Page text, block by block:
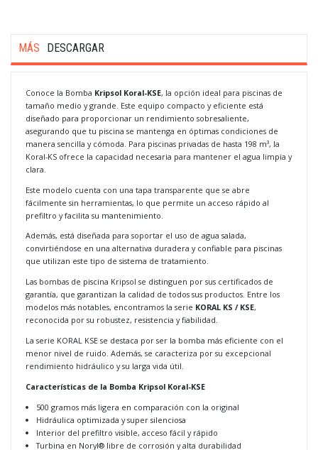
MÁS DESCARGAR
Conoce la Bomba Kripsol Koral-KSE, la opción ideal para piscinas de
tamaño medio y grande. Este equipo compacto y eficiente está
diseñado para proporcionar un rendimiento sobresaliente,
asegurando que tu piscina se mantenga en óptimas condiciones de
manera sencilla y cómoda. Para piscinas privadas de hasta 198 m³, la
Koral-KS ofrece la capacidad necesaria para mantener el agua limpia y
clara.
Este modelo cuenta con una tapa transparente que se abre
fácilmente sin herramientas, lo que permite un acceso rápido al
prefiltro y facilita su mantenimiento.
Además, está diseñada para soportar el uso de agua salada,
convirtiéndose en una alternativa duradera y confiable para piscinas
que utilizan este tipo de sistema de tratamiento.
Las bombas de piscina Kripsol se distinguen por sus certificados de
garantía, que garantizan la calidad de todos sus productos. Entre los
modelos más notables, encontramos la serie KORAL KS / KSE,
reconocida por su robustez, resistencia y fiabilidad.
La serie KORAL KSE se destaca por ser la bomba más eficiente con el
menor nivel de ruido. Además, se caracteriza por su excepcional
rendimiento hidráulico y su larga vida útil.
Características de la Bomba Kripsol Koral-KSE
500 gramos más ligera en comparación con la original
Hidráulica optimizada y super silenciosa
Interior del prefiltro visible, acceso fácil y rápido
Turbina en Noryl® libre de corrosión y alta durabilidad